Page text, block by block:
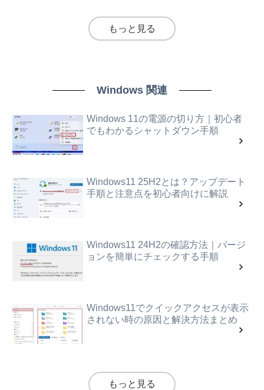
もっと見る
Windows 関連
Windows 11の電源の切り方｜初心者
でもわかるシャットダウン手順
Windows11 25H2とは？アップデート
手順と注意点を初心者向けに解説
Windows11 24H2の確認方法｜バージ
ョンを簡単にチェックする手順
Windows11でクイックアクセスが表示
されない時の原因と解決方法まとめ
もっと見る